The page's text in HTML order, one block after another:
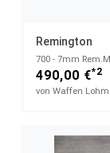
Remington
700 - 7mm
490,00 €*2
von Waffen